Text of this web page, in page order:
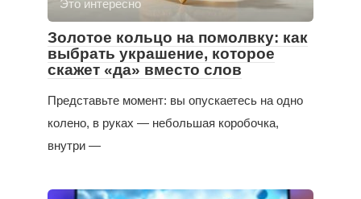
Это интересно
Золотое кольцо на помолвку: как
выбрать украшение, которое
скажет «да» вместо слов
Представьте момент: вы опускаетесь на одно
колено, в руках — небольшая коробочка,
внутри —